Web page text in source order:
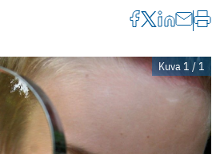
Kuva 1 / 1